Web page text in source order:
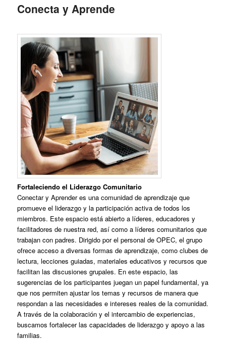
Conecta y Aprende
Fortaleciendo el Liderazgo Comunitario
Conectar y Aprender es una comunidad de aprendizaje que
promueve el liderazgo y la participación activa de todos los
miembros. Este espacio está abierto a líderes, educadores y
facilitadores de nuestra red, así como a líderes comunitarios que
trabajan con padres. Dirigido por el personal de OPEC, el grupo
ofrece acceso a diversas formas de aprendizaje, como clubes de
lectura, lecciones guiadas, materiales educativos y recursos que
facilitan las discusiones grupales. En este espacio, las
sugerencias de los participantes juegan un papel fundamental, ya
que nos permiten ajustar los temas y recursos de manera que
respondan a las necesidades e intereses reales de la comunidad.
A través de la colaboración y el intercambio de experiencias,
buscamos fortalecer las capacidades de liderazgo y apoyo a las
familias.